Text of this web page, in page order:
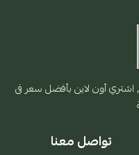
اشتري أون لاين بأفضل سعر فى
تواصل معنا